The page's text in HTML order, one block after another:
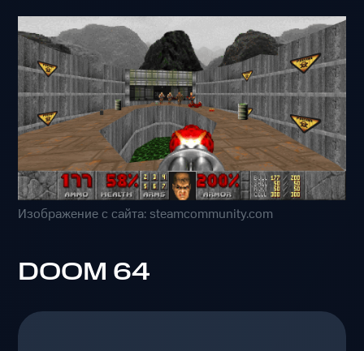
Изображение с сайта: steamcommunity.com
DOOM 64